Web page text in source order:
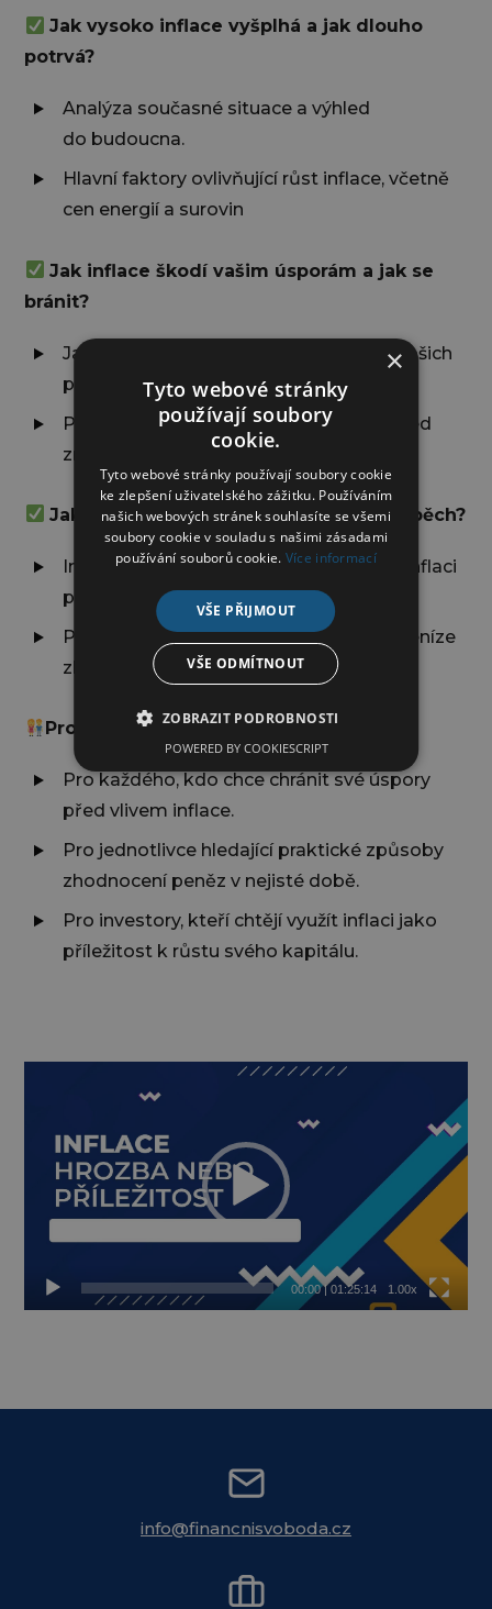
Jak vysoko inflace vyšplhá a jak dlouho
potrvá?
Analýza současné situace a výhled
do budoucna.
Hlavní faktory ovlivňující růst inflace, včetně
cen energií a surovin
Jak inflace škodí vašim úsporám a jak se
bránit?
Jak inflace postupně snižuje hodnotu vašich
peněz.
Praktické tipy, jak chránit své úspory před
znehodnocením.
Jak využít vysokou inflaci ve svůj prospěch?
Investiční strategie, které vám umožní inflaci
překonat.
Příležitosti v době vysokých cen – jak peníze
zhodnocovat a neztrácet hodnotu.
Pro koho je webinář určen?
Pro každého, kdo chce chránit své úspory
před vlivem inflace.
Pro jednotlivce hledající praktické způsoby
zhodnocení peněz v nejisté době.
Pro investory, kteří chtějí využít inflaci jako
příležitost k růstu svého kapitálu.
00:00| 01:25:14 1.00x
info@financnisvoboda.cz
×
Tyto webové stránky
používají soubory
cookie.
Tyto webové stránky používají soubory cookie
ke zlepšení uživatelského zážitku. Používáním
našich webových stránek souhlasíte se všemi
soubory cookie v souladu s našimi zásadami
používání souborů cookie. Více informací
VŠE PŘIJMOUT
VŠE ODMÍTNOUT
ZOBRAZIT PODROBNOSTI
POWERED BY COOKIESCRIPT